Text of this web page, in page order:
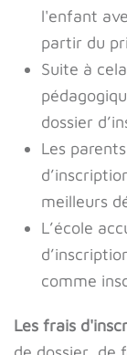
l'enfant
partir du
Suite à
dossier
Les
meilleurs
L’école
comme
Les frais